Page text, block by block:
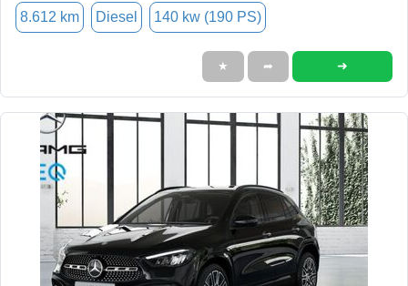
8.612 km Diesel 140 kw (190 PS)
★ ➦ ➜